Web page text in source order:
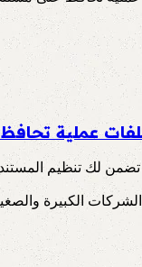
عملية
لك تنظيم